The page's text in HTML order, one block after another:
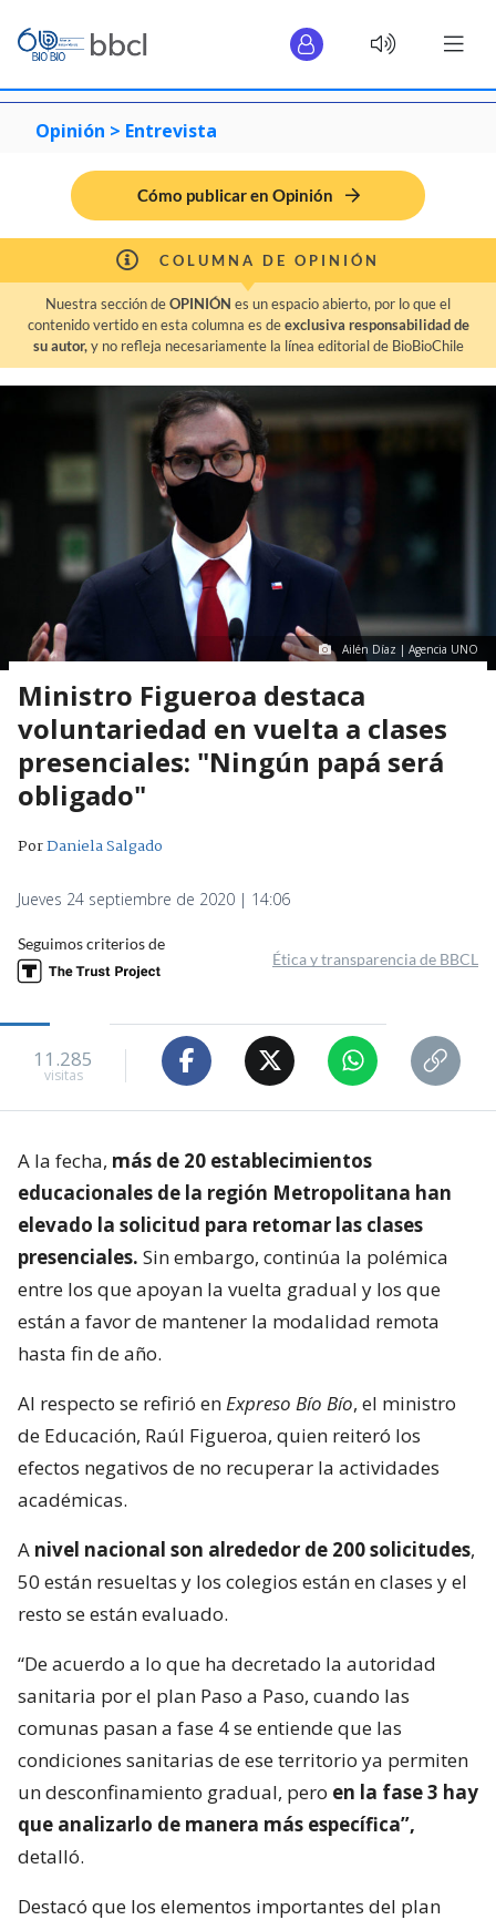
Opinión > Entrevista
Cómo publicar en Opinión
COLUMNA DE OPINIÓN
Nuestra sección deOPINIÓN es un espacio abierto, por lo que el
contenido vertido en esta columna es deexclusiva responsabilidad de
su autor,y no refleja necesariamente la línea editorial de BioBioChile
Ailén Díaz | Agencia UNO
Ministro Figueroa destaca
voluntariedad en vuelta a clases
presenciales: "Ningún papá será
obligado"
PorDaniela Salgado
Jueves 24 septiembre de 2020 | 14:06
Seguimos criterios de
Ética y transparencia de BBCL
11.285
visitas
A la fecha, más de 20 establecimientos
educacionales de la región Metropolitana han
elevado la solicitud para retomar las clases
presenciales. Sin embargo, continúa la polémica
entre los que apoyan la vuelta gradual y los que
están a favor de mantener la modalidad remota
hasta fin de año.
Al respecto se refirió enExpreso Bío Bío, el ministro
de Educación, Raúl Figueroa, quien reiteró los
efectos negativos de no recuperar la actividades
académicas.
A nivel nacional son alrededor de 200 solicitudes,
50 están resueltas y los colegios están en clases y el
resto se están evaluado.
“De acuerdo a lo que ha decretado la autoridad
sanitaria por el plan Paso a Paso, cuando las
comunas pasan a fase 4 se entiende que las
condiciones sanitarias de ese territorio ya permiten
un desconfinamiento gradual, pero en la fase 3 hay
que analizarlo de manera más específica”,
detalló.
Destacó que los elementos importantes del plan